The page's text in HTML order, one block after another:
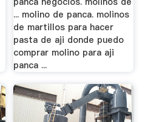
... molino de panca. molinos
de martillos para hacer
pasta de aji donde puedo
comprar molino para aji
panca ...